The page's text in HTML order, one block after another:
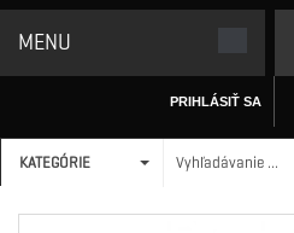
MENU
PRIHLÁSIŤ SA
KATEGÓRIE
ÚVODNÁ STRÁNKA